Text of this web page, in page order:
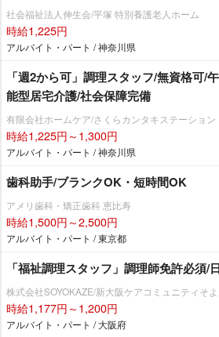
社会福祉法人伸生会/平塚 特別養護老人ホーム
時給1,225円
アルバイト・パート / 神奈川県
「週2から可」調理スタッフ/無資格可/
能型居宅介護/社会保障完備
有限会社ホームケア/さくらカンタキステーション
時給1,225円～1,300円
アルバイト・パート / 神奈川県
歯科助手/ブランクOK・短時間OK
アメリ歯科・矯正歯科 恵比寿
時給1,500円～2,500円
アルバイト・パート / 東京都
「福祉調理スタッフ」調理師免許必須/
株式会社SOYOKAZE/新大阪ケアコミュニティそよ
時給1,177円～1,200円
アルバイト・パート / 大阪府